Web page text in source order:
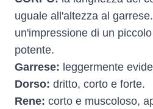
uguale all'altezza al
un'impressione di un
potente.
Garrese: leggermente
Dorso: dritto, corto e forte.
Rene: corto e muscoloso,